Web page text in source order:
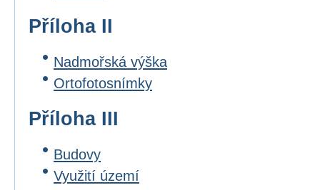
Příloha II
Nadmořská výška
Ortofotosnímky
Příloha III
Budovy
Využití území